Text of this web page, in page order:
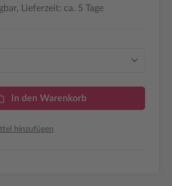
Lieferzeit: ca. 5 Tage
Gib den gewünschten
In den Warenkorb
hinzufügen